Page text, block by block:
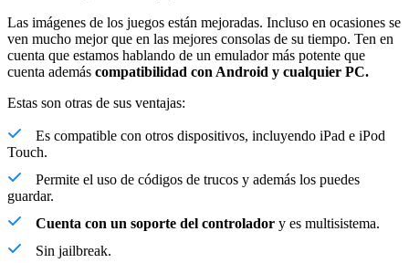
Las imágenes de los juegos están mejoradas. Incluso en ocasiones se
ven mucho mejor que en las mejores consolas de su tiempo. Ten en
cuenta que estamos hablando de un emulador más potente que
cuenta además compatibilidad con Android y cualquier PC.
Estas son otras de sus ventajas:
Es compatible con otros dispositivos, incluyendo iPad e iPod
Touch.
Permite el uso de códigos de trucos y además los puedes
guardar.
Cuenta con un soporte del controlador y es multisistema.
Sin jailbreak.